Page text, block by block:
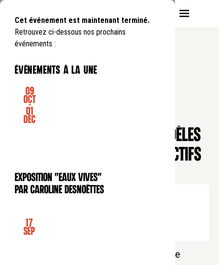
Cet événement est maintenant terminé.
Retrouvez ci-dessous nos prochains
événements :
événements à la une
EXPOSITION
09
Oct
-
01
Déc
Exposition "Eaux Vives"
par Caroline Desnoëttes
17
Sep
CONFÉRENCE
INVESTIR SANS TRAHIR : MODÈLES
FINANCIERS, ALLOCATION D'ACTIFS
ET ÉTHIQUE CHRÉTIENNE
Lundi 22
.
06de18:30 à20:00
Tarif réduit : 5€
Tarif soutien : 25€
L'Institut des Hautes Études de Finance